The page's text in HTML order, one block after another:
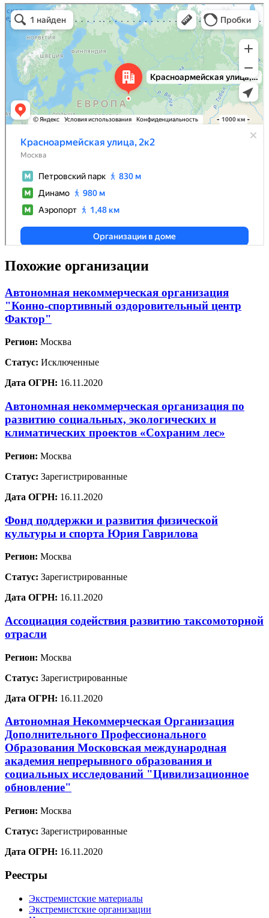
Похожие организации
Автономная некоммерческая организация
"Конно-спортивный оздоровительный центр
Фактор"
Регион: Москва
Статус: Исключенные
Дата ОГРН: 16.11.2020
Автономная некоммерческая организация по
развитию социальных, экологических и
климатических проектов «Сохраним лес»
Регион: Москва
Статус: Зарегистрированные
Дата ОГРН: 16.11.2020
Фонд поддержки и развития физической
культуры и спорта Юрия Гаврилова
Регион: Москва
Статус: Зарегистрированные
Дата ОГРН: 16.11.2020
Ассоциация содействия развитию таксомоторной
отрасли
Регион: Москва
Статус: Зарегистрированные
Дата ОГРН: 16.11.2020
Автономная Некоммерческая Организация
Дополнительного Профессионального
Образования Московская международная
академия непрерывного образования и
социальных исследований "Цивилизационное
обновление"
Регион: Москва
Статус: Зарегистрированные
Дата ОГРН: 16.11.2020
Реестры
Экстремистские материалы
Экстремистские организации